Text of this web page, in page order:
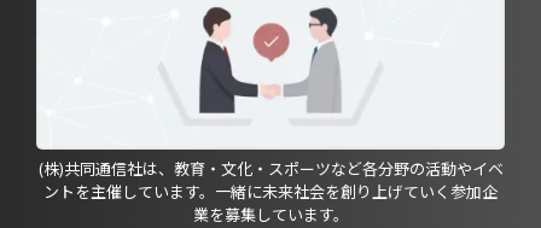
(株)共同通信社は、教育・文化・スポーツなど各分野の活動やイベ
ントを主催しています。一緒に未来社会を創り上げていく参加企
業を募集しています。